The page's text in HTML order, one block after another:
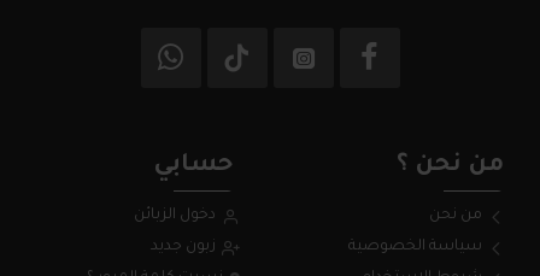
من نحن ؟
من نحن
سياسة الخصوصية
حسابي
دخول الزبائن
زبون جديد